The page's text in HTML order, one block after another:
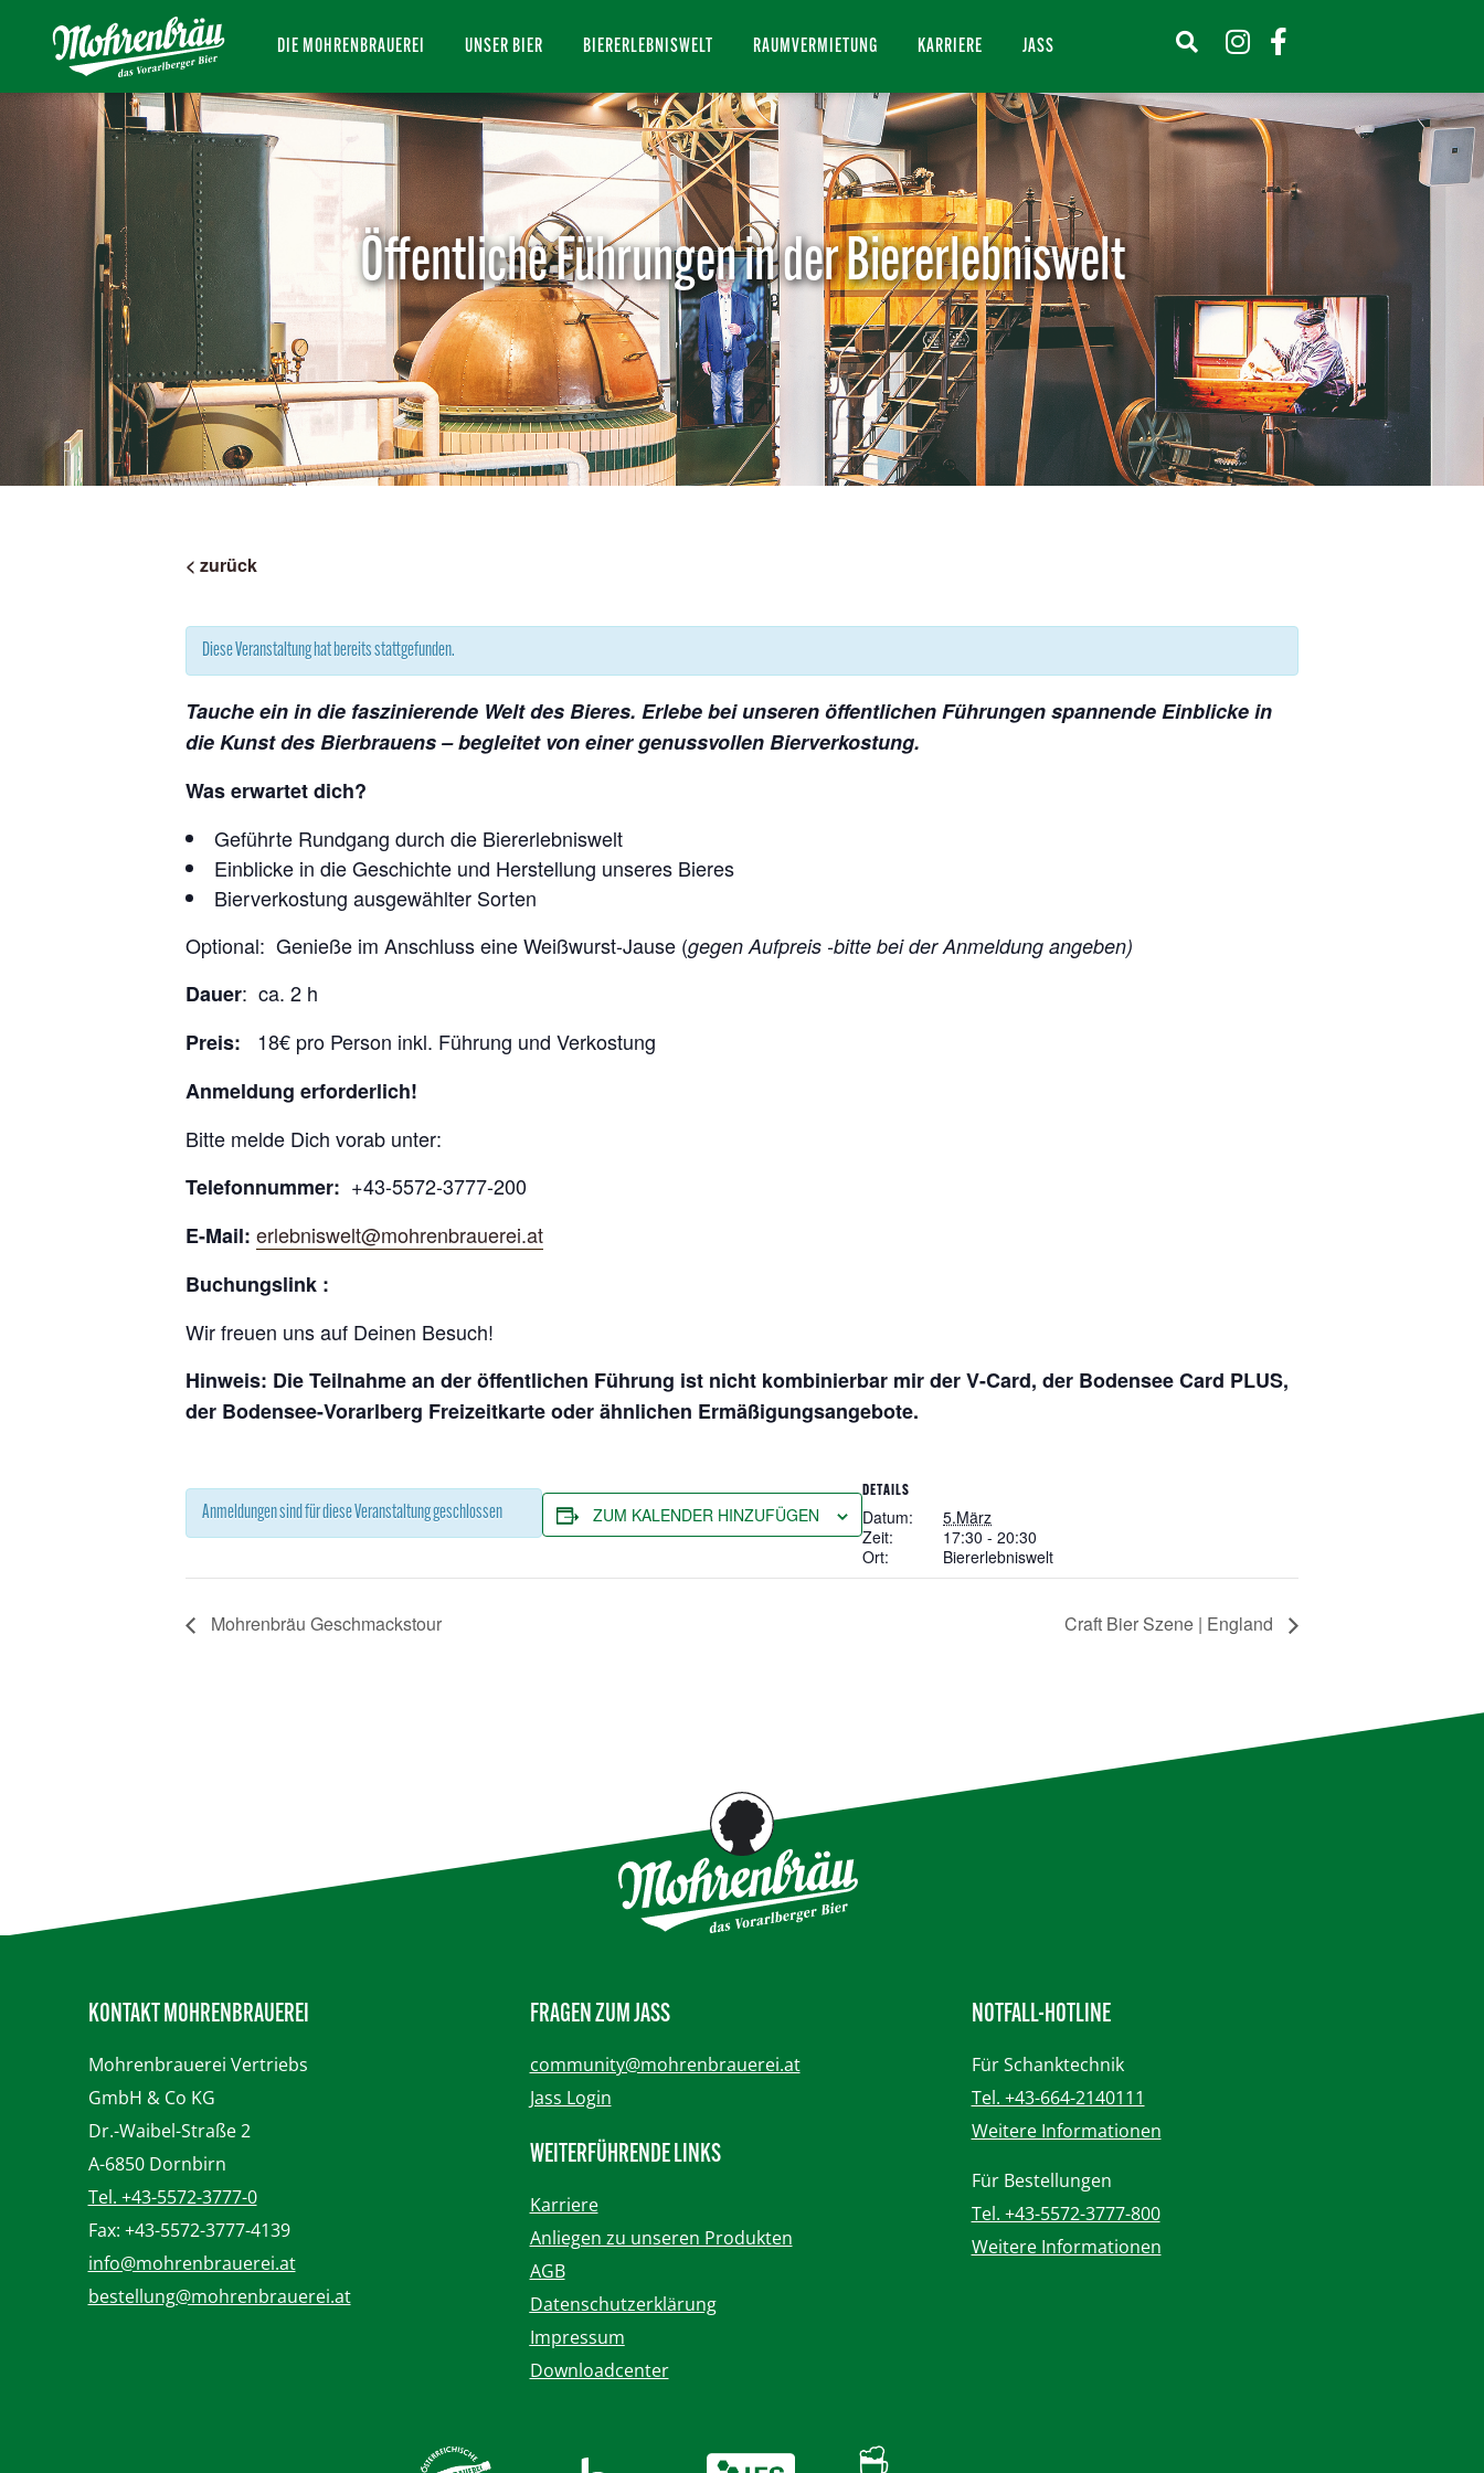
DIE MOHRENBRAUEREI UNSER BIER BIERERLEBNISWELT RAUMVERMIETUNG KARRIERE JASS
Öffentliche Führungen in der Biererlebniswelt
< zurück
Diese Veranstaltung hat bereits stattgefunden.
Tauche ein in die faszinierende Welt des Bieres. Erlebe bei unseren öffentlichen Führungen spannende Einblicke in
die Kunst des Bierbrauens – begleitet von einer genussvollen Bierverkostung.
Was erwartet dich?
Geführte Rundgang durch die Biererlebniswelt
Einblicke in die Geschichte und Herstellung unseres Bieres
Bierverkostung ausgewählter Sorten
Optional: Genieße im Anschluss eine Weißwurst-Jause (gegen Aufpreis -bitte bei der Anmeldung angeben)
Dauer: ca. 2 h
Preis: 18€ pro Person inkl. Führung und Verkostung
Anmeldung erforderlich!
Bitte melde Dich vorab unter:
Telefonnummer: +43-5572-3777-200
E-Mail: erlebniswelt@mohrenbrauerei.at
Buchungslink :
Wir freuen uns auf Deinen Besuch!
Hinweis: Die Teilnahme an der öffentlichen Führung ist nicht kombinierbar mir der V-Card, der Bodensee Card PLUS,
der Bodensee-Vorarlberg Freizeitkarte oder ähnlichen Ermäßigungsangebote.
Anmeldungen sind für diese Veranstaltung geschlossen ZUM KALENDER HINZUFÜGEN
DETAILS
Datum:
5.März
Zeit:
17:30 - 20:30
Ort:
Biererlebniswelt
Mohrenbräu Geschmackstour Craft Bier Szene | England
KONTAKT MOHRENBRAUEREI
Mohrenbrauerei Vertriebs
GmbH & Co KG
Dr.-Waibel-Straße 2
A-6850 Dornbirn
Tel. +43-5572-3777-0
Fax: +43-5572-3777-4139
info@mohrenbrauerei.at
bestellung@mohrenbrauerei.at
FRAGEN ZUM JASS
community@mohrenbrauerei.at
Jass Login
WEITERFÜHRENDE LINKS
Karriere
Anliegen zu unseren Produkten
AGB
Datenschutzerklärung
Impressum
Downloadcenter
NOTFALL-HOTLINE
Für Schanktechnik
Tel. +43-664-2140111
Weitere Informationen
Für Bestellungen
Tel. +43-5572-3777-800
Weitere Informationen